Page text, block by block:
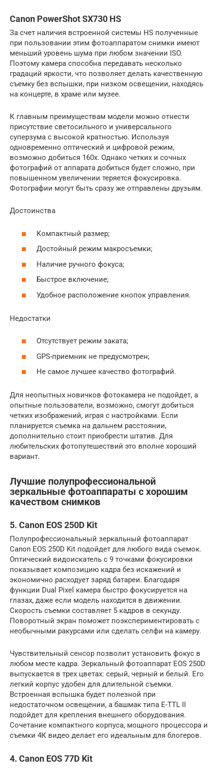
Canon PowerShot SX730 HS
За счет наличия встроенной системы HS полученные
при пользовании этим фотоаппаратом снимки имеют
меньший уровень шума при любом значении ISO.
Поэтому камера способна передавать несколько
градаций яркости, что позволяет делать качественную
съемку без вспышки, при низком освещении, находясь
на концерте, в храме или музее.
К главным преимуществам модели можно отнести
присутствие светосильного и универсального
суперзума с высокой кратностью. Используя
одновременно оптический и цифровой режим,
возможно добиться 160х. Однако четких и сочных
фотографий от аппарата добиться будет сложно, при
повышенном увеличении теряется фокусировка.
Фотографии могут быть сразу же отправлены друзьям.
Достоинства
Компактный размер;
Достойный режим макросъемки;
Наличие ручного фокуса;
Быстрое включение;
Удобное расположение кнопок управления.
Недостатки
Отсутствует режим заката;
GPS-приемник не предусмотрен;
Не самое лучшее качество фотографий.
Для неопытных новичков фотокамера не подойдет, а
опытные пользователи, возможно, смогут добиться
четких изображений, играя с настройками. Если
планируется съемка на дальнем расстоянии,
дополнительно стоит приобрести штатив. Для
любительских фотопутешествий это вполне хороший
вариант.
Лучшие полупрофессиональной
зеркальные фотоаппараты с хорошим
качеством снимков
5. Canon EOS 250D Kit
Полупрофессиональный зеркальный фотоаппарат
Canon EOS 250D Kit подойдет для любого вида съемок.
Оптический видоискатель с 9 точками фокусировки
показывает композицию кадра без искажений и
экономично расходует заряд батареи. Благодаря
функции Dual Pixel камера быстро фокусируется на
глазах, даже если модель находится в движении.
Скорость съемки составляет 5 кадров в секунду.
Поворотный экран поможет поэкспериментировать с
необычными ракурсами или сделать селфи на камеру.
Чувствительный сенсор позволит установить фокус в
любом месте кадра. Зеркальный фотоаппарат EOS 250D
выпускается в трех цветах: серый, черный и белый. Его
легкий корпус удобен для длительной съемки.
Встроенная вспышка будет полезной при
недостаточном освещении, а башмак типа E-TTL II
подойдет для крепления внешнего оборудования.
Сочетание компактного корпуса, мощного процессора и
съемки 4К видео делает его идеальным для блогеров.
4. Canon EOS 77D Kit